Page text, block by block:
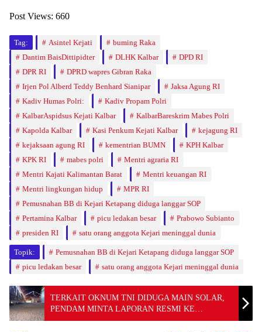
Post Views: 660
Tag: Asintel Kejati
buming Raka
Dantim BaisDittipidter
DLHK Kalbar
DPD RI
DPR RI
DPRD wapres Gibran Raka
Irjen Pol Alberd Teddy Benhard Sianipar
Jaksa Agung RI
Kadiv Humas Polri:
Kadiv Propam Polri
KalbarAspidsus Kejati Kalbar
KalbarBareskrim Mabes Polri
Kapolda Kalbar
Kasi Penkum Kejati Kalbar
kejagung RI
kejaksaan agung RI
kementrian BUMN
KPH Kalbar
KPK RI
mabes polri
Mentri agraria RI
Mentri Kajati Kalimantan Barat
Mentri keuangan RI
Mentri lingkungan hidup
MPR RI
Pemusnahan BB di Kejari Ketapang diduga langgar SOP
Pertamina Kalbar
picu ledakan besar
Prabowo Subianto
presiden RI
satu orang anggota Kejari meninggal dunia
Topik:
Pemusnahan BB di Kejari Ketapang diduga langgar SOP
picu ledakan besar
satu orang anggota Kejari meninggal dunia
TERKAIT OKNUM TNI DIDUGA MAIN SOLAR,
PENDAM MINTA LAPORAN RESMI KE
POMDAM